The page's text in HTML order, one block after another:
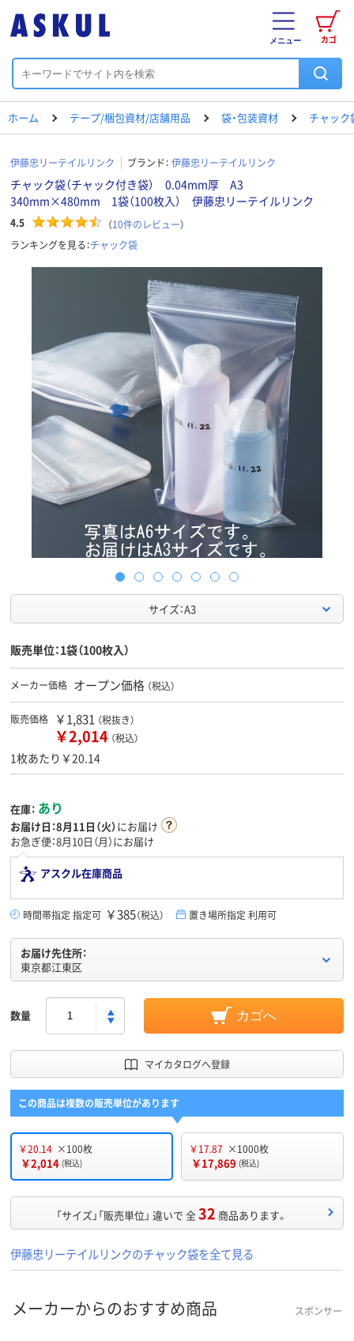
カゴ
メニュー
ホーム テープ/梱包資材/店舗用品 袋・包装資材 チャック
伊藤忠リーテイルリンク ブランド： 伊藤忠リーテイルリンク
チャック袋（チャック付き袋） 0.04mm厚 A3
340mm×480mm 1袋（100枚入） 伊藤忠リーテイルリンク
4.5 （10件のレビュー）
ランキングを見る：チャック袋
サイズ：A3
販売単位：1袋（100枚入）
メーカー価格 オープン価格 （税込）
販売価格 ￥1,831 （税抜き）
￥2,014 （税込）
1枚あたり￥20.14
在庫： あり
お届け日：8月11日（火）にお届け
お急ぎ便：8月10日（月）にお届け
アスクル在庫商品
時間帯指定 指定可 ￥385（税込） 置き場所指定 利用可
お届け先住所：
東京都江東区
数量 カゴへ
マイカタログへ登録
この商品は複数の販売単位があります
￥20.14 ×100枚
￥2,014 (税込)
￥17.87 ×1000枚
￥17,869 (税込)
「サイズ」「販売単位」 違いで 全32 商品あります。
伊藤忠リーテイルリンクのチャック袋を全て見る
メーカーからのおすすめ商品 スポンサー